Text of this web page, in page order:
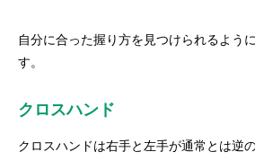
自分に合った握り方を見つけられるよう
す。
クロスハンド
クロスハンドは右手と左手が通常とは逆